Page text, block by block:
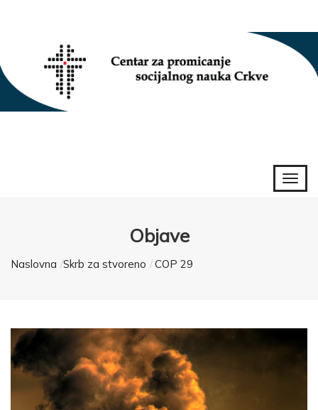
Objave
Naslovna Skrb za stvoreno COP 29